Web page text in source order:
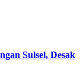
Sulsel, Desak